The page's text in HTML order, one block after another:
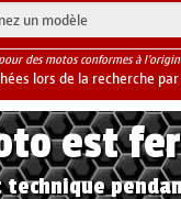
des motos conformes à
lors de la recherche
est
technique